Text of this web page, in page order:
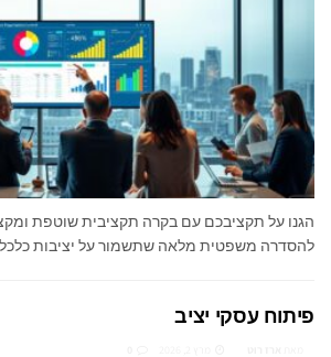
הגנו על תקציבכם עם בקרה תקציבית שוטפת
להסדרה משפטית מלאה שתשמור על יציבות
פיתוח עסקי יציב